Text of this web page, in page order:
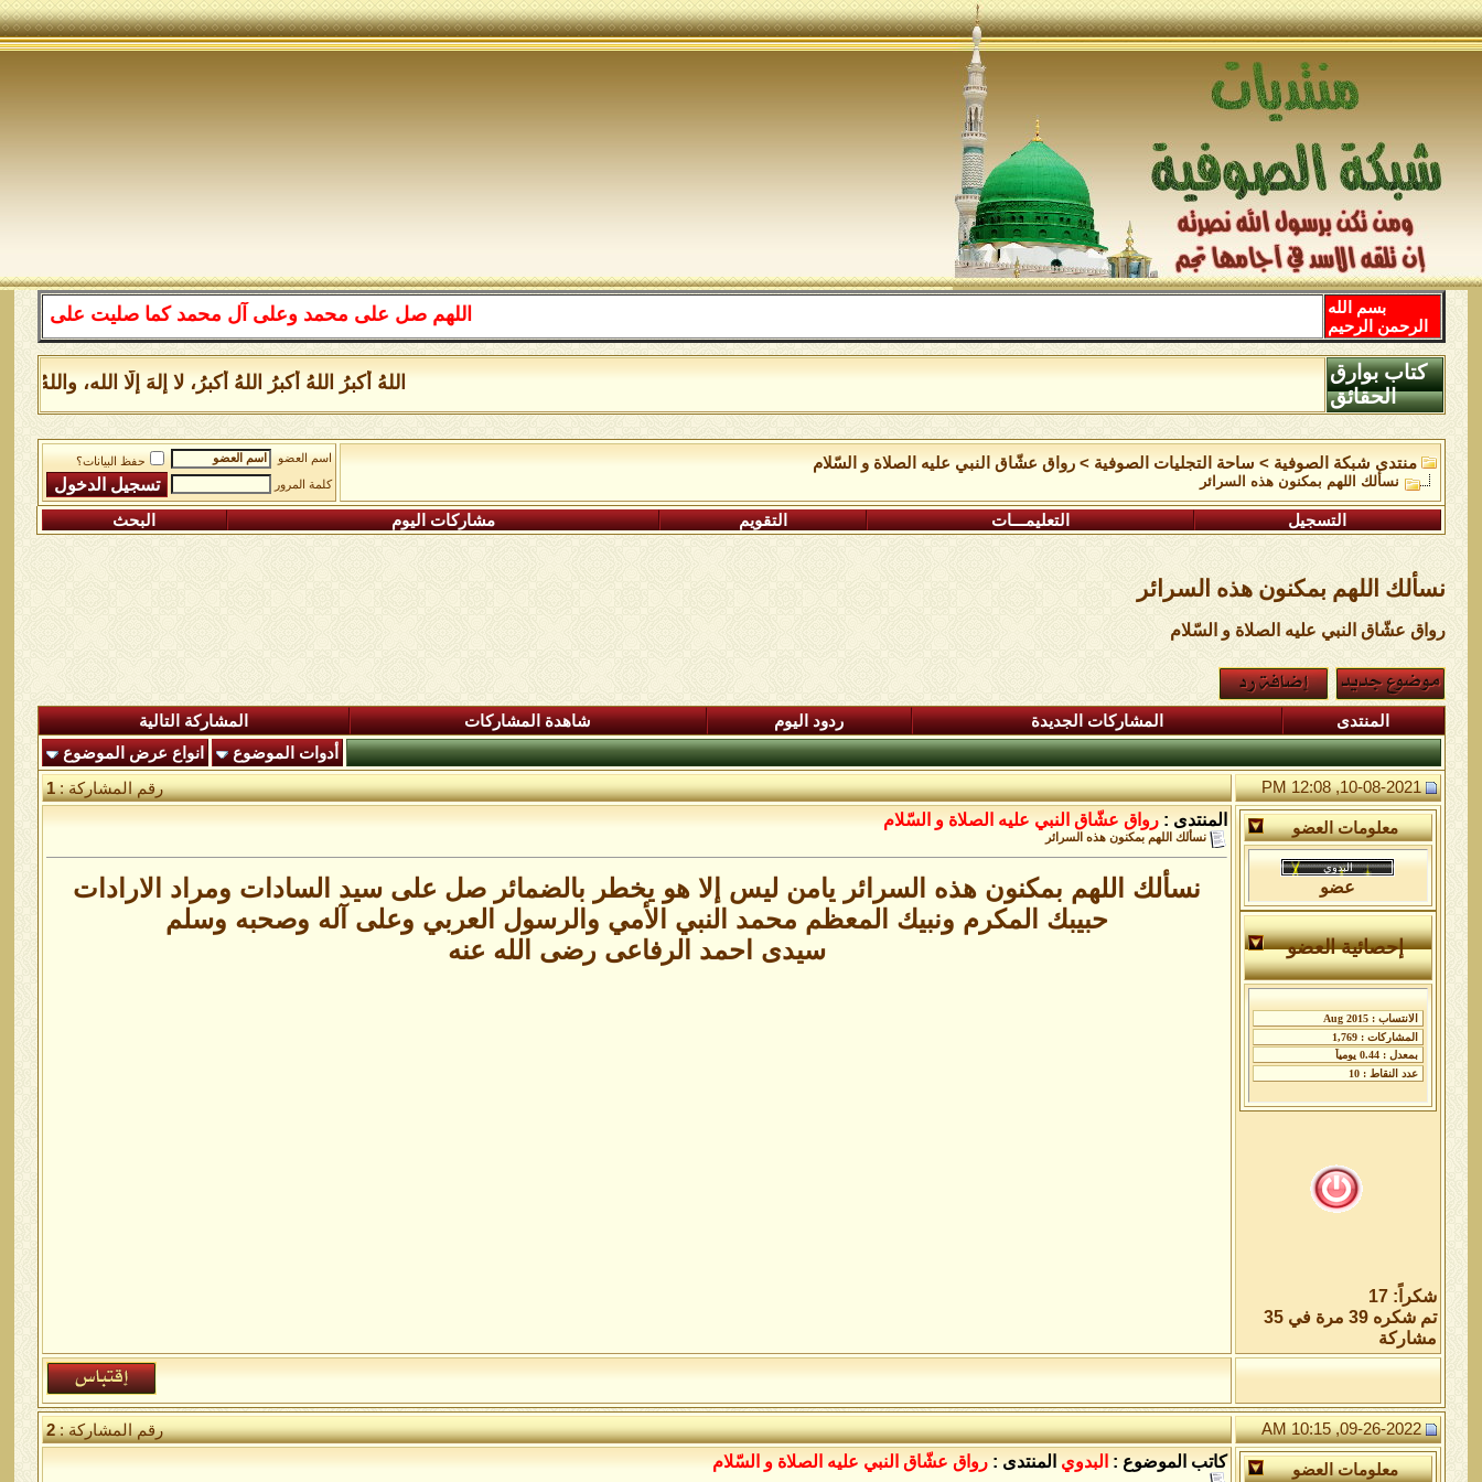
اللهم صل على محمد وعلى آل محمد كما صليت على إبراهيم
بسم الله
الرحمن الرحيم
اللهُ أكبرُ اللهُ أكبرُ اللهُ أكبرُ، لا إلهَ إلَّا الله، واللهُ
كتاب بوارق
الحقائق
منتدى شبكة الصوفية > ساحة التجليات الصوفية >رواق عشّاق النبي عليه الصلاة و السّلام
نسألك اللهم بمكنون هذه السرائر
اسم العضو
حفظ البيانات؟
كلمة المرور
التسجيل التعليمـــات التقويم مشاركات اليوم البحث
نسألك اللهم بمكنون هذه السرائر
رواق عشّاق النبي عليه الصلاة و السّلام
المنتدى المشاركات الجديدة ردود اليوم شاهدة المشاركات
المشاركة التالية
أدوات الموضوع
انواع عرض الموضوع
10-08-2021, 12:08 PM
رقم المشاركة :1
معلومات العضو
عضو
إحصائية العضو
شكراً: 17
تم شكره 39 مرة في 35
مشاركة
المنتدى : رواق عشّاق النبي عليه الصلاة و السّلام
نسألك اللهم بمكنون هذه السرائر
نسألك اللهم بمكنون هذه السرائر يامن ليس إلا هو يخطر بالضمائر صل على سيد السادات ومراد الارادات
حبيبك المكرم ونبيك المعظم محمد النبي الأمي والرسول العربي وعلى آله وصحبه وسلم
سيدى احمد الرفاعى رضى الله عنه
09-26-2022, 10:15 AM رقم المشاركة :2
معلومات العضو كاتب الموضوع : البدوي المنتدى : رواق عشّاق النبي عليه الصلاة و السّلام